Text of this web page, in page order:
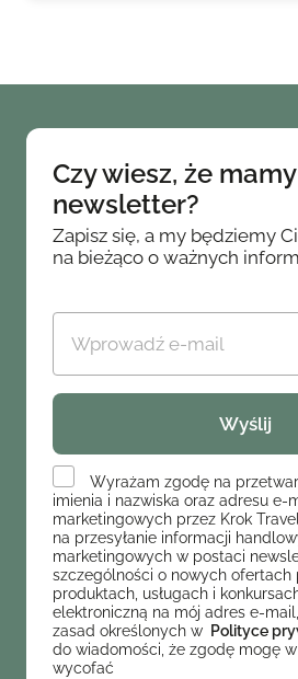
Czy wiesz, że mamy
newsletter?
Zapisz się, a my będziemy
na bieżąco o ważnych
Wyrażam zgodę na
imienia i nazwiska oraz adresu e-
marketingowych przez Krok
na przesyłanie informacji
marketingowych w postaci
szczególności o nowych ofertach
produktach, usługach i
elektroniczną na mój adres e-
zasad określonych w Polityce
do wiadomości, że zgodę mogę
wycofać